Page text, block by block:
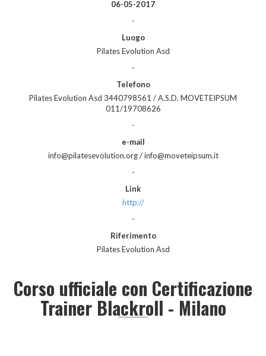
06-05-2017
-
Luogo
Pilates Evolution Asd
-
Telefono
Pilates Evolution Asd 3440798561 / A.S.D. MOVETEIPSUM
011/19708626
-
e-mail
info@pilatesevolution.org / info@moveteipsum.it
-
Link
http://
-
Riferimento
Pilates Evolution Asd
Corso ufficiale con Certificazione
Trainer Blackroll - Milano